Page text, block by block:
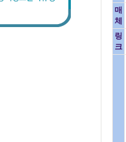
매
체
링
크